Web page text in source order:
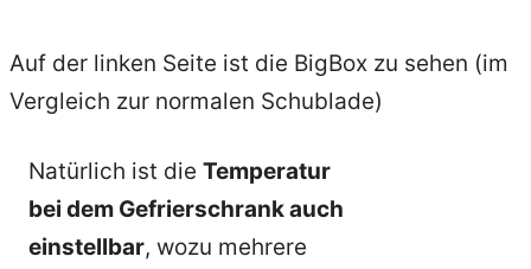
Auf der linken Seite ist die BigBox zu sehen (im
Vergleich zur normalen Schublade)
Natürlich ist die Temperatur
bei dem Gefrierschrank auch
einstellbar, wozu mehrere